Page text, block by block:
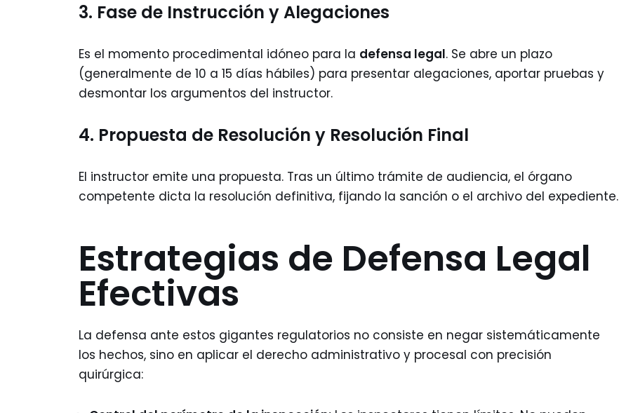
3. Fase de Instrucción y Alegaciones
Es el momento procedimental idóneo para la defensa legal. Se abre un plazo
(generalmente de 10 a 15 días hábiles) para presentar alegaciones, aportar pruebas y
desmontar los argumentos del instructor.
4. Propuesta de Resolución y Resolución Final
El instructor emite una propuesta. Tras un último trámite de audiencia, el órgano
competente dicta la resolución definitiva, fijando la sanción o el archivo del expediente.
Estrategias de Defensa Legal
Efectivas
La defensa ante estos gigantes regulatorios no consiste en negar sistemáticamente
los hechos, sino en aplicar el derecho administrativo y procesal con precisión
quirúrgica: